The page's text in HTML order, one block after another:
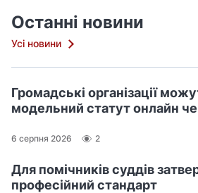
Останні новини
Усі новини
Громадські організації
модельний статут онлайн
6 серпня 2026 2
Для помічників суддів
професійний стандарт